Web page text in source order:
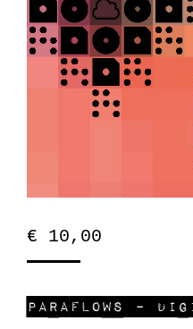
€ 10,00
paraflows –